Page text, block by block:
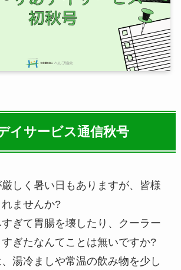
イサービス通信秋号
しく暑い日もありますが、皆様
ませんか?
ぎて胃腸を壊したり、クーラー
ぎたなんてことは無いですか?
湯冷ましや常温の飲み物を少し